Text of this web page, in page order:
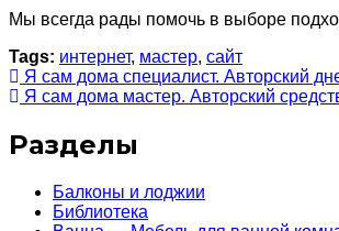
Мы всегда рады помочь в выборе
Tags: интернет, мастер, сайт
Я сам дома специалист. Авторский
Я сам дома мастер. Авторский
Разделы
Балконы и лоджии
Библиотека